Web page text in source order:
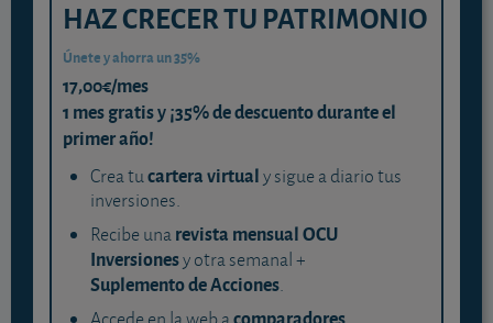
HAZ CRECER TU PATRIMONIO
Únete y ahorra un 35%
17,00€/mes
1 mes gratis y ¡35% de descuento durante el
primer año!
Crea tucartera virtualy sigue a diario tus
inversiones.
Recibe unarevista mensual OCU
Inversionesy otra semanal +
Suplemento de Acciones.
comparadores